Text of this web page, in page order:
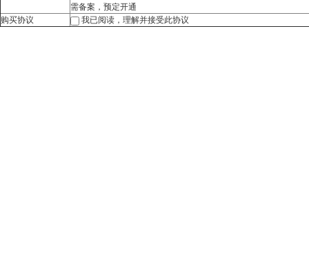
需备案，预定开通
购买协议
我已阅读，理解并接受此协议